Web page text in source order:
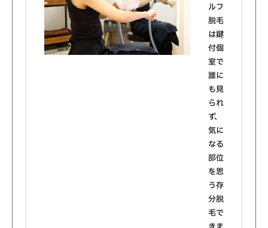
ルフ
脱毛
は鍵
付個
室で
誰に
も見
られ
ず、
気に
なる
部位
を思
う存
分脱
毛で